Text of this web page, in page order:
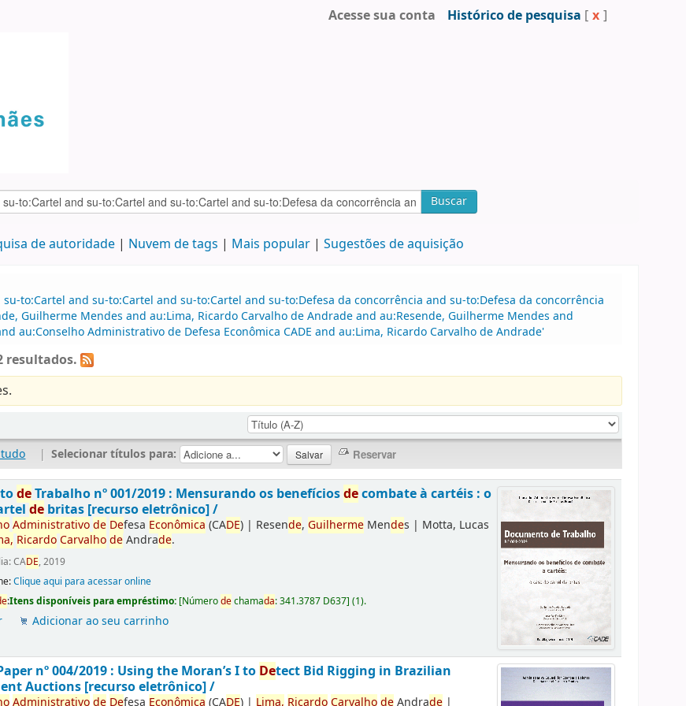
Acesse sua conta Histórico de pesquisa [ x ]
Buscar
de autoridade Nuvem de tags Mais popular Sugestões de aquisição
to:Cartel and su-to:Cartel and su-to:Cartel and su-to:Defesa da concorrência and su-to:Defesa da concorrência
Guilherme Mendes and au:Lima, Ricardo Carvalho de Andrade and au:Resende, Guilherme Mendes and
au:Conselho Administrativo de Defesa Econômica CADE and au:Lima, Ricardo Carvalho de Andrade'
resultados.
| Selecionar títulos para:
deTrabalho nº 001/2019 : Mensurando os benefíciosdecombate à cartéis : o
de britas [recurso eletrônico] /
Administrativode Defesa Econômica (CADE) | Resende,Guilherme Mendes | Motta, Lucas
RicardoCarvalhodeAndrade.
CADE, 2019
Clique aqui para acessar online
:Itens disponíveis para empréstimo: [Númerodechamada:341.3787 D637](1).
Adicionar ao seu carrinho
nº 004/2019 : Using the Moran’s I to Detect Bid Rigging in Brazilian
Auctions [recurso eletrônico] /